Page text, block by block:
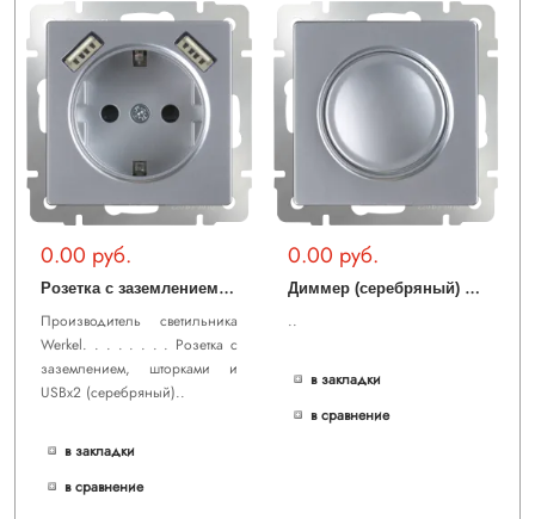
0.00 руб.
Р
озетка с заземлением, шторками и USBх2 (серебряный) WL06-SKGS-USBx2-IP20
Производитель светильника
Werkel. . . . . . . . Розетка с
заземлением, шторками и
USBх2 (серебряный)..
в закладки
в сравнение
0.00 руб.
Д
иммер (серебряный) WL06-DM600
..
в закладки
в сравнение